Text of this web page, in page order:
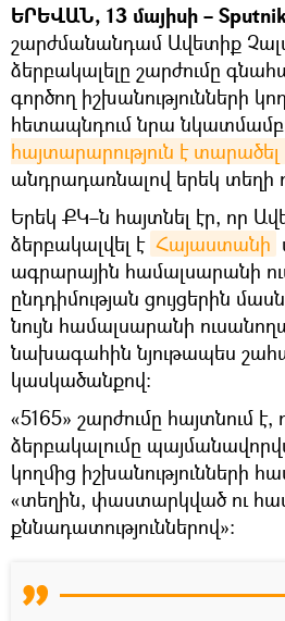
ԵՐԵՎԱՆ, 13 մայիսի –
շարժմանանդամ Ավետիք
ձերբակալելը շարժումը
գործող իշխանությունների
հետապնդում նրա
հայտարարություն է տարածել
անդրադառնալով երեկ տեղի
Երեկ ՔԿ–ն հայտնել էր, որ
ձերբակալվել է Հայաստանի
ագրարային համալսարանի
ընդդիմության ցույցերին
նույն համալսարանի
նախագահին նյութապես
կասկածանքով։
«5165» շարժումը հայտնում
ձերբակալումը
կողմից իշխանությունների
«տեղին, փաստարկված ու
քննադատություններով»։